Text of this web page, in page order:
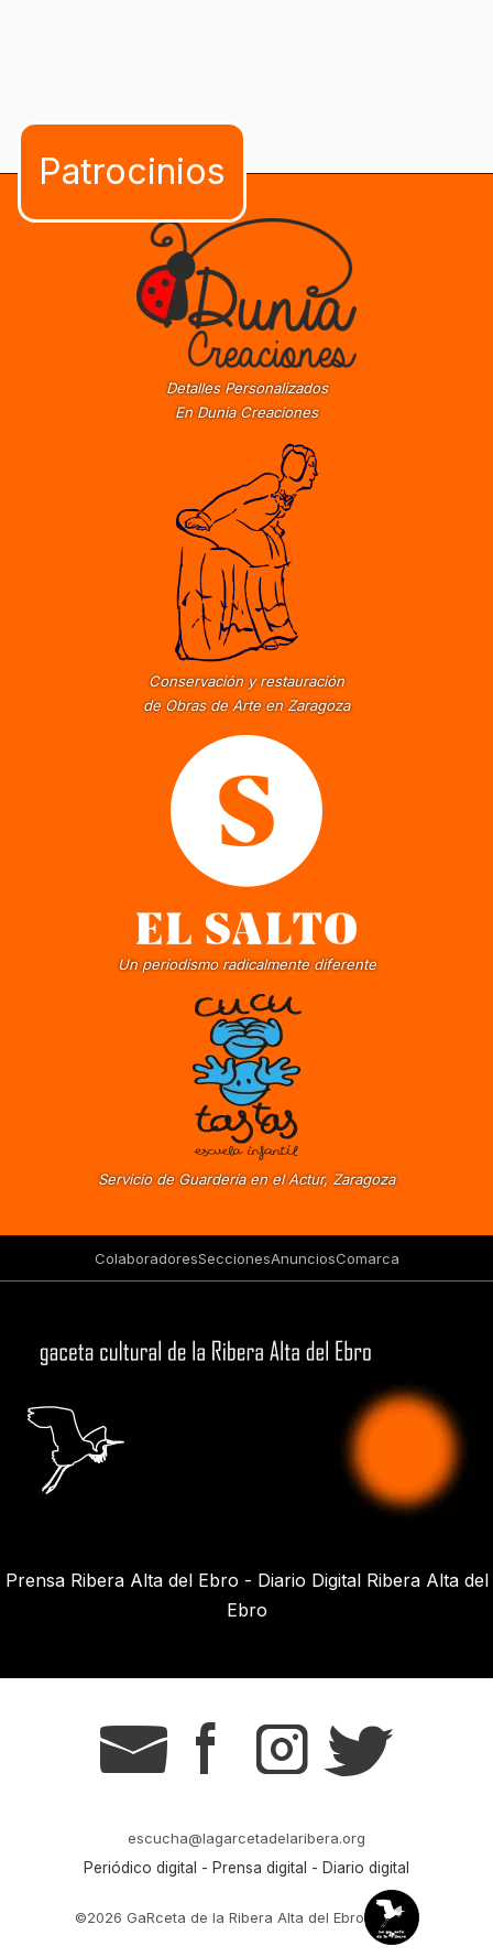
Detalles Personalizados
En Dunia Creaciones
Conservación y restauración
de Obras de Arte en Zaragoza
Un periodismo radicalmente diferente
Servicio de Guardería en el Actur, Zaragoza
ColaboradoresSeccionesAnunciosComarca
Prensa Ribera Alta del Ebro - Diario Digital Ribera Alta del
Ebro
g s t r
escucha@lagarcetadelaribera.org
Periódico digital - Prensa digital - Diario digital
©2026 GaRceta de la Ribera Alta del Ebro